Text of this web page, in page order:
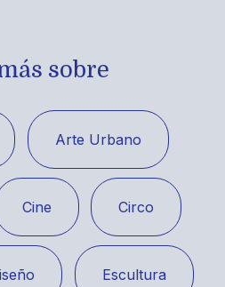
sobre
Arte Urbano
Cine Circo
Escultura